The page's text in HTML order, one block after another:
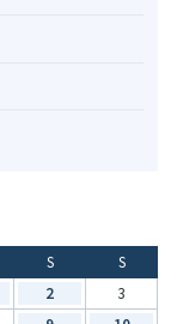
S
S
2
3